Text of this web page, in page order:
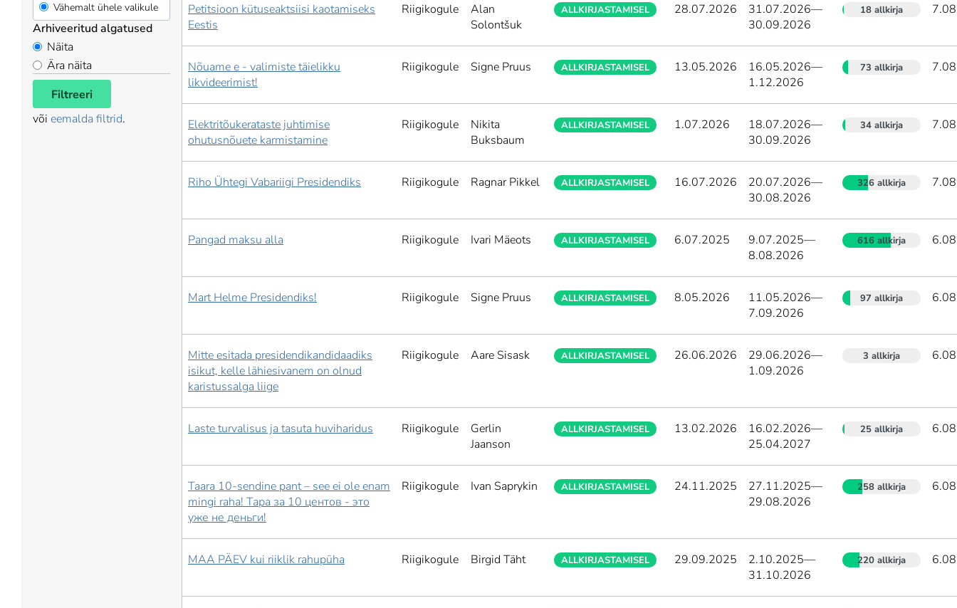
Vähemalt ühele valikule
Arhiveeritud algatused
Näita
Ära näita
Filtreeri
või eemalda filtrid.
Petitsioon kütuseaktsiisi kaotamiseks
Eestis
Riigikogule
Alan
Solontšuk
ALLKIRJASTAMISEL 28.07.2026 31.07.2026—
30.09.2026
18 allkirja
Nõuame e - valimiste täielikku
likvideerimist!
Riigikogule Signe Pruus ALLKIRJASTAMISEL 13.05.2026 16.05.2026—
1.12.2026
73 allkirja
Elektritõukerataste juhtimise
ohutusnõuete karmistamine
Riigikogule
Nikita
Buksbaum
ALLKIRJASTAMISEL 1.07.2026 18.07.2026—
30.09.2026
34 allkirja
Riho Ühtegi Vabariigi Presidendiks Riigikogule Ragnar Pikkel ALLKIRJASTAMISEL 16.07.2026 20.07.2026—
30.08.2026
326 allkirja
Pangad maksu alla Riigikogule Ivari Mäeots ALLKIRJASTAMISEL 6.07.2025 9.07.2025—
8.08.2026
616 allkirja
Mart Helme Presidendiks! Riigikogule Signe Pruus ALLKIRJASTAMISEL 8.05.2026 11.05.2026—
7.09.2026
97 allkirja
Mitte esitada presidendikandidaadiks
isikut, kelle lähiesivanem on olnud
karistussalga liige
Riigikogule Aare Sisask ALLKIRJASTAMISEL 26.06.2026 29.06.2026—
1.09.2026
3 allkirja
Laste turvalisus ja tasuta huviharidus Riigikogule
Gerlin
Jaanson
ALLKIRJASTAMISEL 13.02.2026 16.02.2026—
25.04.2027
25 allkirja
Taara 10-sendine pant – see ei ole enam
mingi raha! Тара за 10 центов - это
уже не деньги!
Riigikogule Ivan Saprykin ALLKIRJASTAMISEL 24.11.2025 27.11.2025—
29.08.2026
258 allkirja
MAA PÄEV kui riiklik rahupüha Riigikogule Birgid Täht ALLKIRJASTAMISEL 29.09.2025 2.10.2025—
31.10.2026
220 allkirja